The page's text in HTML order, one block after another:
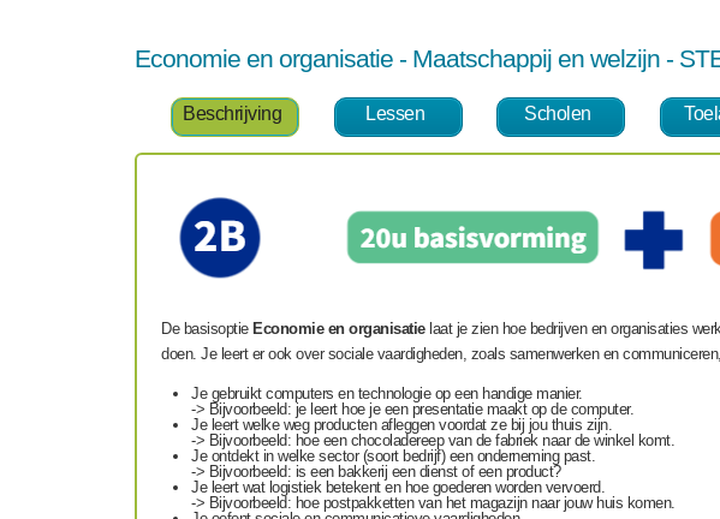
Economie en organisatie - Maatschappij en welzijn -
Beschrijving Lessen Scholen
De basisoptie Economie en organisatielaat je zien hoe bedrijven en organisaties
doen. Je leert er ook over sociale vaardigheden, zoals samenwerken en
Je gebruikt computers en technologie op een handige manier.
-> Bijvoorbeeld: je leert hoe je een presentatie maakt op de computer.
Je leert welke weg producten afleggen voordat ze bij jou thuis zijn.
-> Bijvoorbeeld: hoe een chocoladereep van de fabriek naar de winkel komt.
Je ontdekt in welke sector (soort bedrijf) een onderneming past.
-> Bijvoorbeeld: is een bakkerij een dienst of een product?
Je leert wat logistiek betekent en hoe goederen worden vervoerd.
-> Bijvoorbeeld: hoe postpakketten van het magazijn naar jouw huis komen.